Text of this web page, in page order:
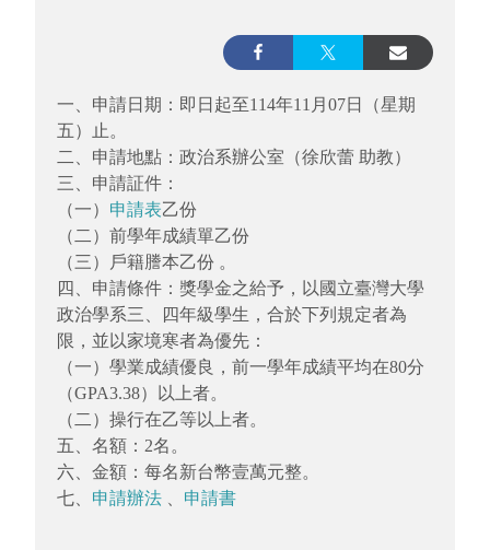
一、申請日期：即日起至114年11月07日（星期
五）止。
二、申請地點：政治系辦公室（徐欣蕾 助教）
三、申請証件：
（一） 申請表乙份
（二）前學年成績單乙份
（三）戶籍謄本乙份 。
四、申請條件：獎學金之給予，以國立臺灣大學
政治學系三、四年級學生，合於下列規定者為
限，並以家境寒者為優先：
（一）學業成績優良，前一學年成績平均在80分
（GPA3.38）以上者。
（二）操行在乙等以上者。
五、名額：2名。
六、金額：每名新台幣壹萬元整。
七、 申請辦法 申請書